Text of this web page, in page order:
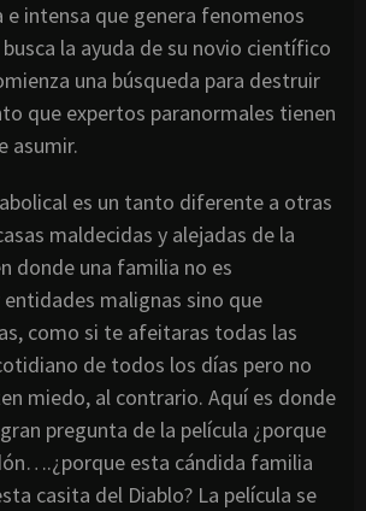
e intensa que genera fenomenos
la ayuda de su novio científico
una búsqueda para destruir
que expertos paranormales tienen
asumir.
es un tanto diferente a otras
maldecidas y alejadas de la
donde una familia no es
malignas sino que
como si te afeitaras todas las
de todos los días pero no
miedo, al contrario. Aquí es donde
pregunta de la película ¿porque
esta cándida familia
casita del Diablo? La película se